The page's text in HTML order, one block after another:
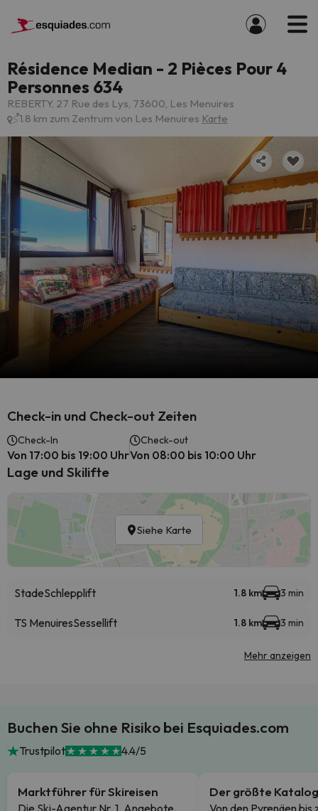
Résidence Median - 2 Pièces Pour 4
Personnes 634
REBERTY, 27 Rue des Lys, 73600, Les Menuires
1.8 km zum Zentrum von Les Menuires Karte
Check-in und Check-out Zeiten
Check-In
Von 17:00 bis 19:00 Uhr
Check-out
Von 08:00 bis 10:00 Uhr
Lage und Skilifte
Siehe Karte
StadeSchlepplift 1.8 km 3 min
TS MenuiresSessellift 1.8 km 3 min
Mehr anzeigen
Buchen Sie ohne Risiko bei Esquiades.com
Trustpilot 4.4/5
Marktführer für Skireisen
Die Ski-Agentur Nr. 1. Angebote,
Der größte Katalog
Von den Pyrenäen bis